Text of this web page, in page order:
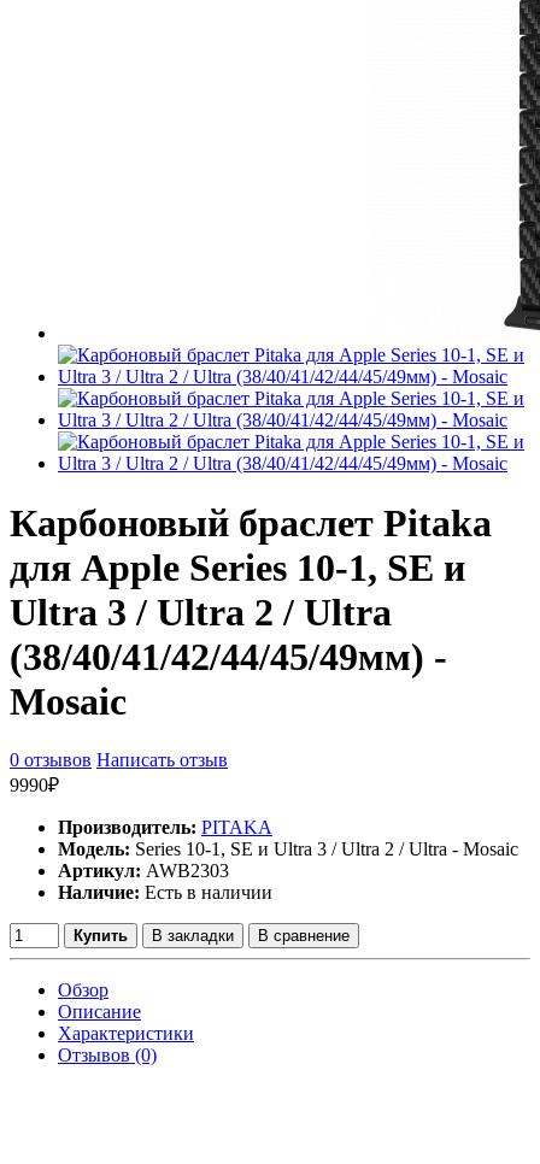
Карбоновый браслет Pitaka
для Apple Series 10-1, SE и
Ultra 3 / Ultra 2 / Ultra
(38/40/41/42/44/45/49мм) -
Mosaic
0 отзывов Написать отзыв
9990₽
Производитель: PITAKA
Модель: Series 10-1, SE и Ultra 3 / Ultra 2 / Ultra - Mosaic
Артикул: AWB2303
Наличие: Есть в наличии
Купить В закладки В сравнение
Обзор
Описание
Характеристики
Отзывов (0)